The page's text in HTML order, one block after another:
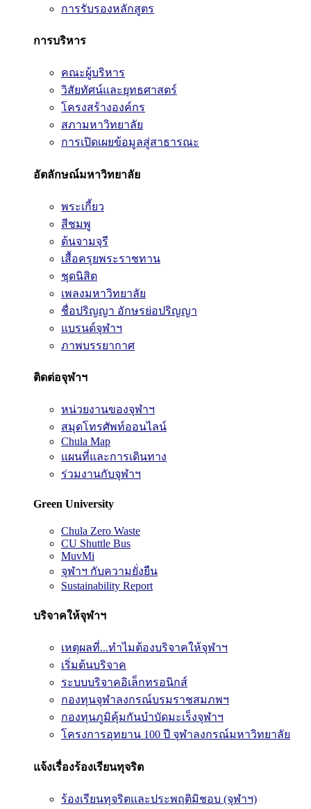
การรับรองหลักสูตร
การบริหาร
คณะผู้บริหาร
วิสัยทัศน์และยุทธศาสตร์
โครงสร้างองค์กร
สภามหาวิทยาลัย
การเปิดเผยข้อมูลสู่สาธารณะ
อัตลักษณ์มหาวิทยาลัย
พระเกี้ยว
สีชมพู
ต้นจามจุรี
เสื้อครุยพระราชทาน
ชุดนิสิต
เพลงมหาวิทยาลัย
ชื่อปริญญา อักษรย่อปริญญา
แบรนด์จุฬาฯ
ภาพบรรยากาศ
ติดต่อจุฬาฯ
หน่วยงานของจุฬาฯ
สมุดโทรศัพท์ออนไลน์
Chula Map
แผนที่และการเดินทาง
ร่วมงานกับจุฬาฯ
Green University
Chula Zero Waste
CU Shuttle Bus
MuvMi
จุฬาฯ กับความยั่งยืน
Sustainability Report
บริจาคให้จุฬาฯ
เหตุผลที่...ทำไมต้องบริจาคให้จุฬาฯ
เริ่มต้นบริจาค
ระบบบริจาคอิเล็กทรอนิกส์
กองทุนจุฬาลงกรณ์บรมราชสมภพฯ
กองทุนภูมิคุ้มกันบำบัดมะเร็งจุฬาฯ
โครงการอุทยาน 100 ปี จุฬาลงกรณ์มหาวิทยาลัย
แจ้งเรื่องร้องเรียนทุจริต
ร้องเรียนทุจริตและประพฤติมิชอบ (จุฬาฯ)